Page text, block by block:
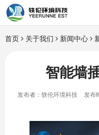
首页
行业解决方案
智能硬件
首页 关于我们 新闻中心
智能墙
发布者：轶伦环境科技 发布